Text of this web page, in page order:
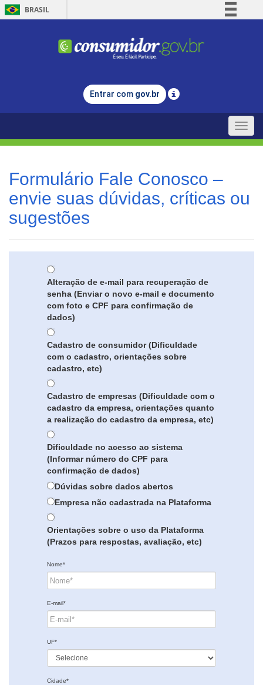
BRASIL
Comunica BR
Legislação
Entrar com gov.br
Toggle
Formulário Fale Conosco –
envie suas dúvidas, críticas ou
sugestões
Alteração de e-mail para recuperação de
senha (Enviar o novo e-mail e documento
com foto e CPF para confirmação de
dados)
Cadastro de consumidor (Dificuldade
com o cadastro, orientações sobre
cadastro, etc)
Cadastro de empresas (Dificuldade com o
cadastro da empresa, orientações quanto
a realização do cadastro da empresa, etc)
Dificuldade no acesso ao sistema
(Informar número do CPF para
confirmação de dados)
Dúvidas sobre dados abertos
Empresa não cadastrada na Plataforma
Orientações sobre o uso da Plataforma
(Prazos para respostas, avaliação, etc)
Nome*
E-mail*
UF*
Cidade*